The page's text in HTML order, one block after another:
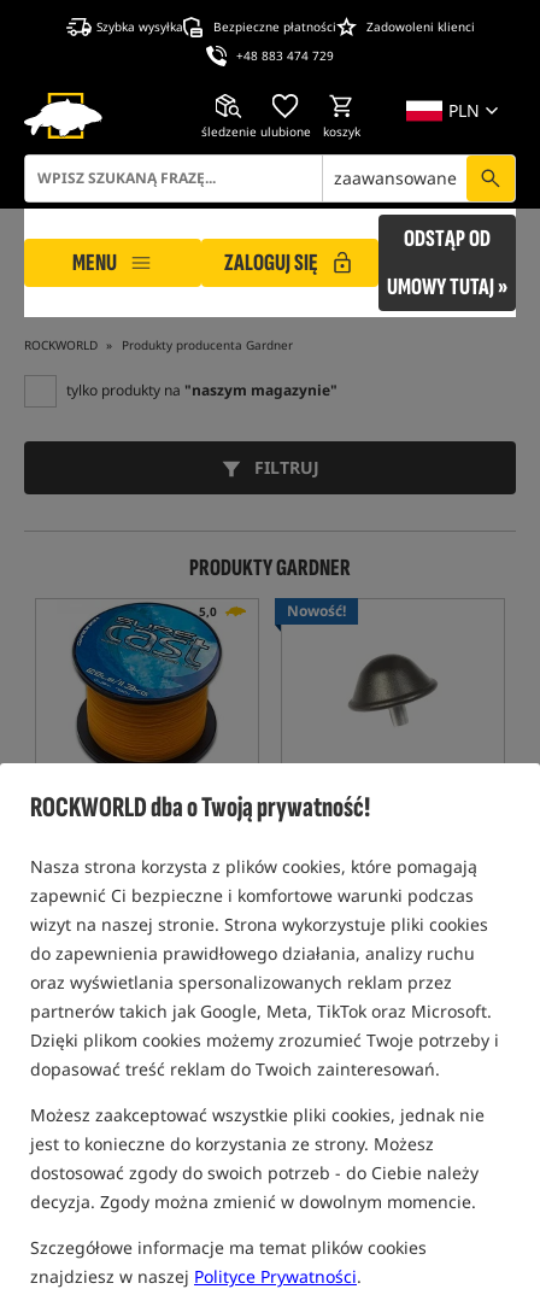
ROCKWORLD dba o Twoją prywatność!
Nasza strona korzysta z plików cookies, które pomagają
zapewnić Ci bezpieczne i komfortowe warunki podczas
wizyt na naszej stronie. Strona wykorzystuje pliki cookies
do zapewnienia prawidłowego działania, analizy ruchu
oraz wyświetlania spersonalizowanych reklam przez
partnerów takich jak Google, Meta, TikTok oraz Microsoft.
Dzięki plikom cookies możemy zrozumieć Twoje potrzeby i
dopasować treść reklam do Twoich zainteresowań.
Możesz zaakceptować wszystkie pliki cookies, jednak nie
jest to konieczne do korzystania ze strony. Możesz
dostosować zgody do swoich potrzeb - do Ciebie należy
decyzja. Zgody można zmienić w dowolnym momencie.
Szczegółowe informacje ma temat plików cookies
znajdziesz w naszej Polityce Prywatności.
Szybka wysyłka Bezpieczne płatności
Zadowoleni klienci
+48 883 474 729
PLN
śledzenie ulubione koszyk
zaawansowane
MENU ZALOGUJ SIĘ
ODSTĄP OD
UMOWY TUTAJ »
ROCKWORLD Produkty producenta Gardner
tylko produkty na "naszym magazynie"
FILTRUJ
PRODUKTY GARDNER
5,0
Gardner Sure Cast Yellow
71,99PLN
otrzymujesz 0,59 pkt
KUP
Nowość!
Gardner Hammer Head
21,99PLN
otrzymujesz0,20 pkt
KUP
Nowość!
Gardner Flextail Max
Repeller S - Green
Elektroniczny odstraszacz komarów Gardner Max Repeller S
5,0
Gardner Curved Rigga
Hooks
Haki karpiowe